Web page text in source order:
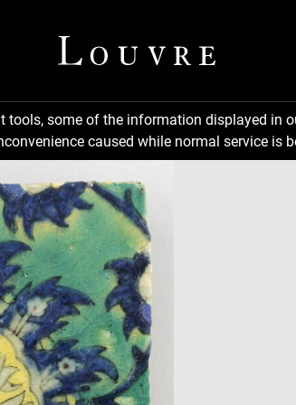
some of the information displayed in
caused while normal service is